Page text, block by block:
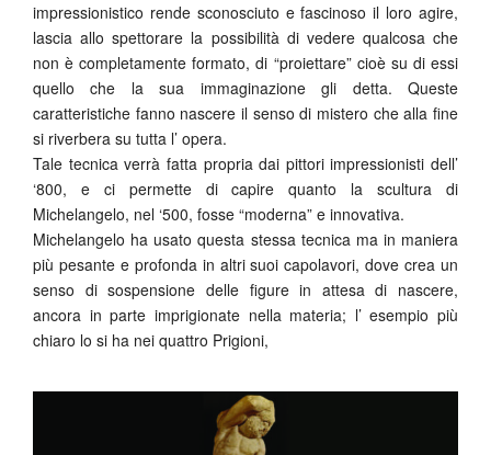
impressionistico rende sconosciuto e fascinoso il loro agire,
lascia allo spettorare la possibilità di vedere qualcosa che
non è completamente formato, di “proiettare” cioè su di essi
quello che la sua immaginazione gli detta. Queste
caratteristiche fanno nascere il senso di mistero che alla fine
si riverbera su tutta l’ opera.
Tale tecnica verrà fatta propria dai pittori impressionisti dell’
‘800, e ci permette di capire quanto la scultura di
Michelangelo, nel ‘500, fosse “moderna” e innovativa.
Michelangelo ha usato questa stessa tecnica ma in maniera
più pesante e profonda in altri suoi capolavori, dove crea un
senso di sospensione delle figure in attesa di nascere,
ancora in parte imprigionate nella materia; l’ esempio più
chiaro lo si ha nei quattro Prigioni,